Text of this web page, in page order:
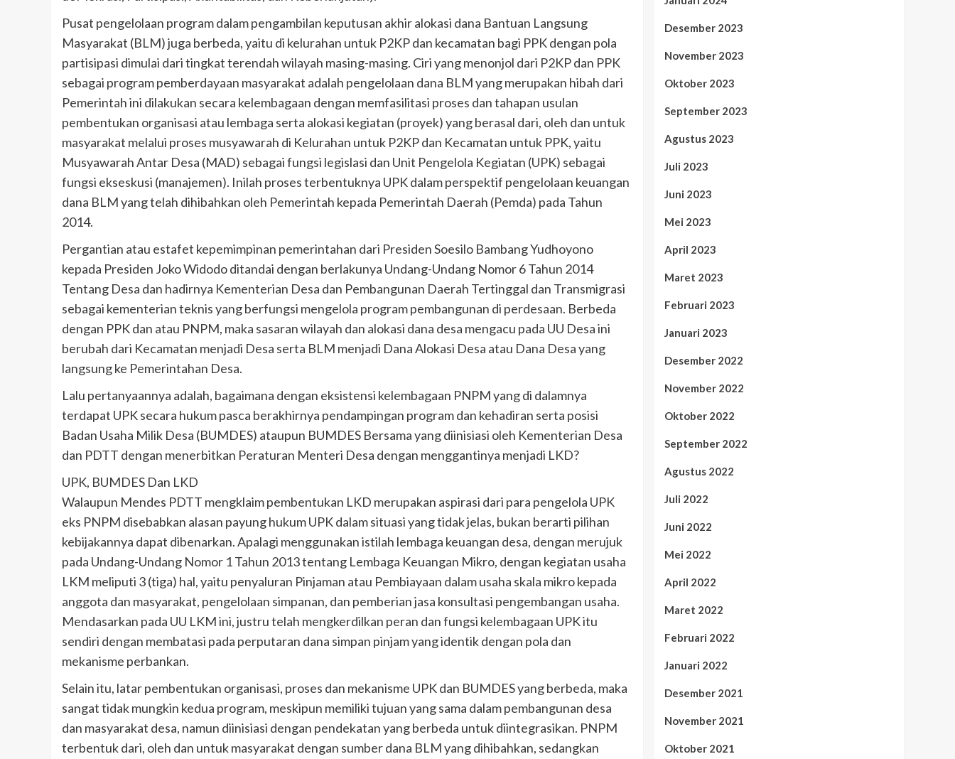
Pusat pengelolaan program dalam pengambilan keputusan akhir alokasi dana Bantuan Langsung
Masyarakat (BLM) juga berbeda, yaitu di kelurahan untuk P2KP dan kecamatan bagi PPK dengan pola
partisipasi dimulai dari tingkat terendah wilayah masing-masing. Ciri yang menonjol dari P2KP dan PPK
sebagai program pemberdayaan masyarakat adalah pengelolaan dana BLM yang merupakan hibah dari
Pemerintah ini dilakukan secara kelembagaan dengan memfasilitasi proses dan tahapan usulan
pembentukan organisasi atau lembaga serta alokasi kegiatan (proyek) yang berasal dari, oleh dan untuk
masyarakat melalui proses musyawarah di Kelurahan untuk P2KP dan Kecamatan untuk PPK, yaitu
Musyawarah Antar Desa (MAD) sebagai fungsi legislasi dan Unit Pengelola Kegiatan (UPK) sebagai
fungsi ekseskusi (manajemen). Inilah proses terbentuknya UPK dalam perspektif pengelolaan keuangan
dana BLM yang telah dihibahkan oleh Pemerintah kepada Pemerintah Daerah (Pemda) pada Tahun
2014.
Pergantian atau estafet kepemimpinan pemerintahan dari Presiden Soesilo Bambang Yudhoyono
kepada Presiden Joko Widodo ditandai dengan berlakunya Undang-Undang Nomor 6 Tahun 2014
Tentang Desa dan hadirnya Kementerian Desa dan Pembangunan Daerah Tertinggal dan Transmigrasi
sebagai kementerian teknis yang berfungsi mengelola program pembangunan di perdesaan. Berbeda
dengan PPK dan atau PNPM, maka sasaran wilayah dan alokasi dana desa mengacu pada UU Desa ini
berubah dari Kecamatan menjadi Desa serta BLM menjadi Dana Alokasi Desa atau Dana Desa yang
langsung ke Pemerintahan Desa.
Lalu pertanyaannya adalah, bagaimana dengan eksistensi kelembagaan PNPM yang di dalamnya
terdapat UPK secara hukum pasca berakhirnya pendampingan program dan kehadiran serta posisi
Badan Usaha Milik Desa (BUMDES) ataupun BUMDES Bersama yang diinisiasi oleh Kementerian Desa
dan PDTT dengan menerbitkan Peraturan Menteri Desa dengan menggantinya menjadi LKD?
UPK, BUMDES Dan LKD
Walaupun Mendes PDTT mengklaim pembentukan LKD merupakan aspirasi dari para pengelola UPK
eks PNPM disebabkan alasan payung hukum UPK dalam situasi yang tidak jelas, bukan berarti pilihan
kebijakannya dapat dibenarkan. Apalagi menggunakan istilah lembaga keuangan desa, dengan merujuk
pada Undang-Undang Nomor 1 Tahun 2013 tentang Lembaga Keuangan Mikro, dengan kegiatan usaha
LKM meliputi 3 (tiga) hal, yaitu penyaluran Pinjaman atau Pembiayaan dalam usaha skala mikro kepada
anggota dan masyarakat, pengelolaan simpanan, dan pemberian jasa konsultasi pengembangan usaha.
Mendasarkan pada UU LKM ini, justru telah mengkerdilkan peran dan fungsi kelembagaan UPK itu
sendiri dengan membatasi pada perputaran dana simpan pinjam yang identik dengan pola dan
mekanisme perbankan.
Selain itu, latar pembentukan organisasi, proses dan mekanisme UPK dan BUMDES yang berbeda, maka
sangat tidak mungkin kedua program, meskipun memiliki tujuan yang sama dalam pembangunan desa
dan masyarakat desa, namun diinisiasi dengan pendekatan yang berbeda untuk diintegrasikan. PNPM
terbentuk dari, oleh dan untuk masyarakat dengan sumber dana BLM yang dihibahkan, sedangkan
Desember 2023
November 2023
Oktober 2023
September 2023
Agustus 2023
Juli 2023
Juni 2023
Mei 2023
April 2023
Maret 2023
Februari 2023
Januari 2023
Desember 2022
November 2022
Oktober 2022
September 2022
Agustus 2022
Juli 2022
Juni 2022
Mei 2022
April 2022
Maret 2022
Februari 2022
Januari 2022
Desember 2021
November 2021
Oktober 2021